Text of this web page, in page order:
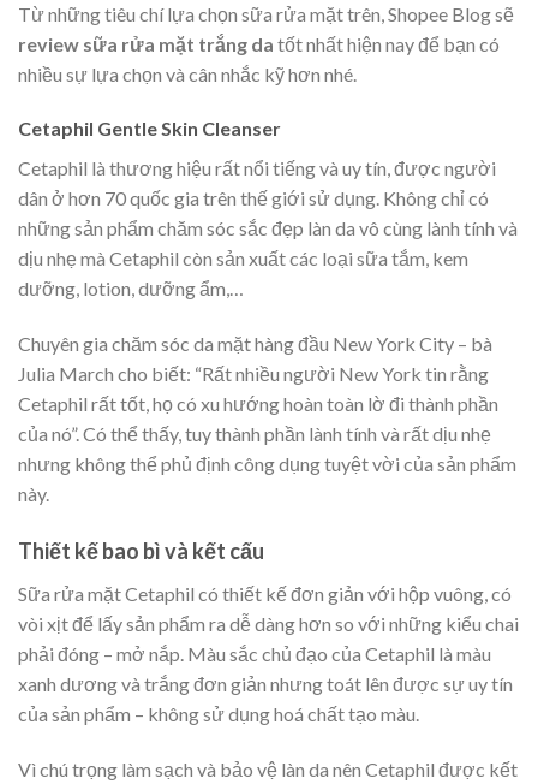
Từ những tiêu chí lựa chọn sữa rửa mặt trên, Shopee Blog sẽ
review sữa rửa mặt trắng da tốt nhất hiện nay để bạn có
nhiều sự lựa chọn và cân nhắc kỹ hơn nhé.
Cetaphil Gentle Skin Cleanser
Cetaphil là thương hiệu rất nổi tiếng và uy tín, được người
dân ở hơn 70 quốc gia trên thế giới sử dụng. Không chỉ có
những sản phẩm chăm sóc sắc đẹp làn da vô cùng lành tính và
dịu nhẹ mà Cetaphil còn sản xuất các loại sữa tắm, kem
dưỡng, lotion, dưỡng ẩm,…
Chuyên gia chăm sóc da mặt hàng đầu New York City – bà
Julia March cho biết: “Rất nhiều người New York tin rằng
Cetaphil rất tốt, họ có xu hướng hoàn toàn lờ đi thành phần
của nó”. Có thể thấy, tuy thành phần lành tính và rất dịu nhẹ
nhưng không thể phủ định công dụng tuyệt vời của sản phẩm
này.
Thiết kế bao bì và kết cấu
Sữa rửa mặt Cetaphil có thiết kế đơn giản với hộp vuông, có
vòi xịt để lấy sản phẩm ra dễ dàng hơn so với những kiểu chai
phải đóng – mở nắp. Màu sắc chủ đạo của Cetaphil là màu
xanh dương và trắng đơn giản nhưng toát lên được sự uy tín
của sản phẩm – không sử dụng hoá chất tạo màu.
Vì chú trọng làm sạch và bảo vệ làn da nên Cetaphil được kết